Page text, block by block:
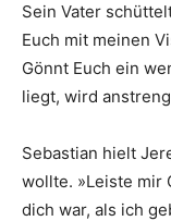
Sein Vater
Euch mit meinen
Gönnt Euch ein
liegt, wird
Sebastian hielt
wollte. »Leiste mir
dich war, als ich